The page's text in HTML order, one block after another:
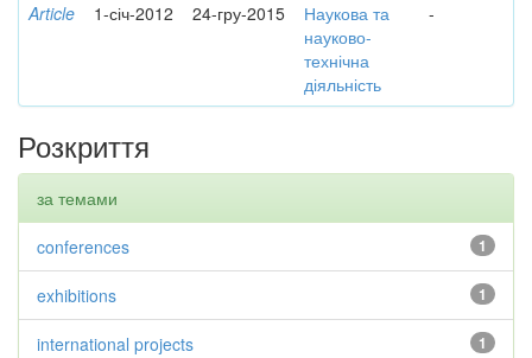
Article 1-січ-2012 24-гру-2015
Наукова та
науково-
технічна
діяльність
-
Розкриття
за темами
1
conferences
1
exhibitions
1
international projects